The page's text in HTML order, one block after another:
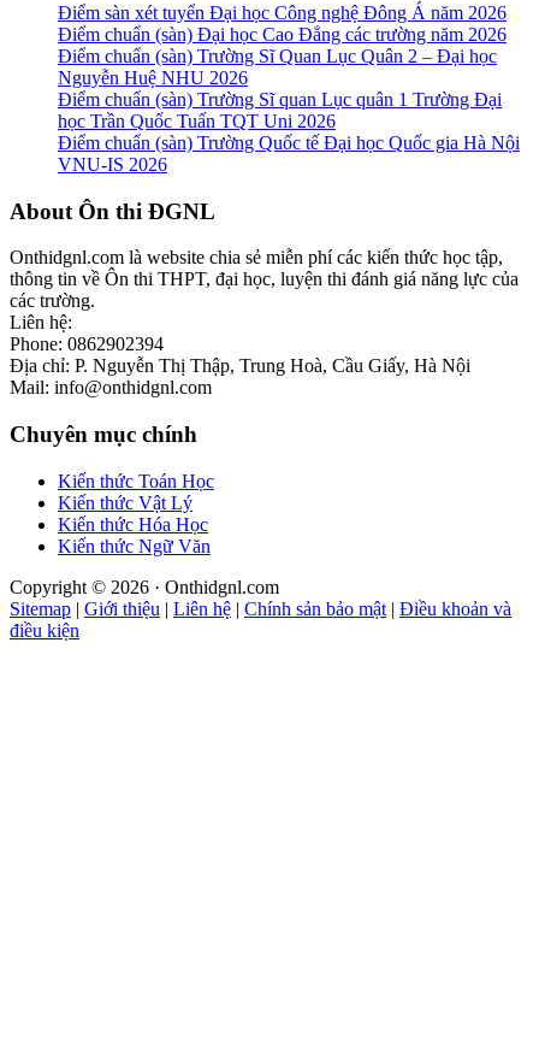
Điểm sàn xét tuyển Đại học Công nghệ Đông Á năm 2026
Điểm chuẩn (sàn) Đại học Cao Đẳng các trường năm 2026
Điểm chuẩn (sàn) Trường Sĩ Quan Lục Quân 2 – Đại học
Nguyễn Huệ NHU 2026
Điểm chuẩn (sàn) Trường Sĩ quan Lục quân 1 Trường Đại
học Trần Quốc Tuấn TQT Uni 2026
Điểm chuẩn (sàn) Trường Quốc tế Đại học Quốc gia Hà Nội
VNU-IS 2026
Footer
About Ôn thi ĐGNL
Onthidgnl.com là website chia sẻ miễn phí các kiến thức học tập,
thông tin về Ôn thi THPT, đại học, luyện thi đánh giá năng lực của
các trường.
Liên hệ:
Phone: 0862902394
Địa chỉ: P. Nguyễn Thị Thập, Trung Hoà, Cầu Giấy, Hà Nội
Mail: info@onthidgnl.com
Chuyên mục chính
Kiến thức Toán Học
Kiến thức Vật Lý
Kiến thức Hóa Học
Kiến thức Ngữ Văn
Copyright © 2026 · Onthidgnl.com
Sitemap | Giới thiệu | Liên hệ | Chính sản bảo mật | Điều khoản và
điều kiện